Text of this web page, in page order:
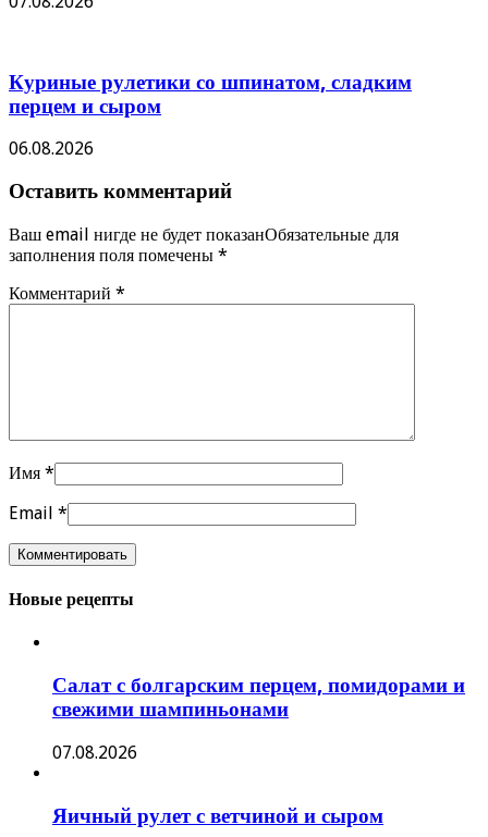
Куриные рулетики со шпинатом, сладким
перцем и сыром
06.08.2026
Оставить комментарий
Ваш email нигде не будет показанОбязательные для
заполнения поля помечены *
Комментарий *
Имя *
Email *
Новые рецепты
Салат с болгарским перцем, помидорами и
свежими шампиньонами
07.08.2026
Яичный рулет с ветчиной и сыром